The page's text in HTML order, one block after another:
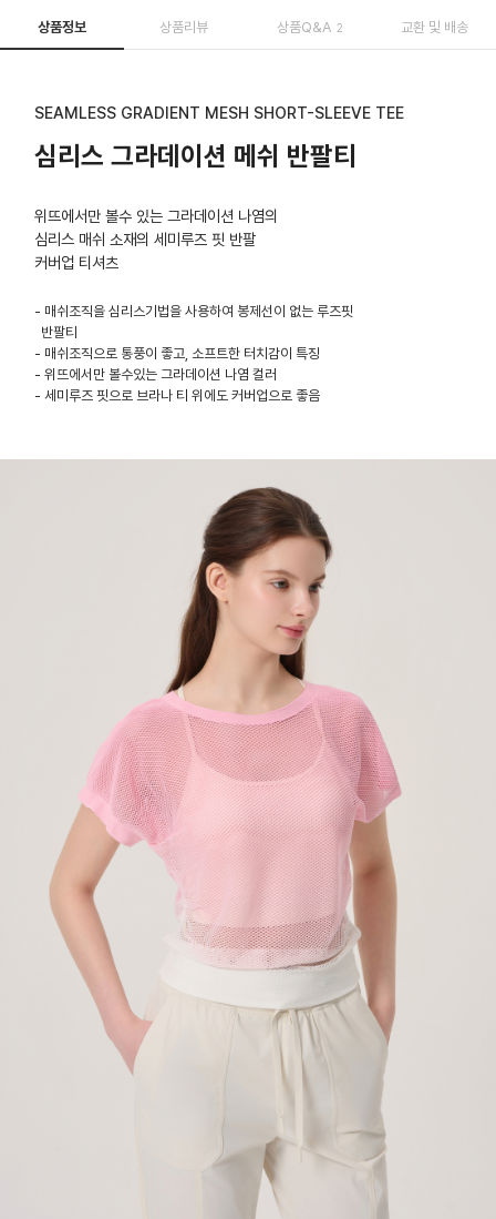
상품정보 상품리뷰 상품Q&A 2 교환 및 배송
SEAMLESS GRADIENT MESH SHORT-SLEEVE TEE
심리스 그라데이션 메쉬 반팔티
위뜨에서만 볼수 있는 그라데이션 나염의
심리스 매쉬 소재의 세미루즈 핏 반팔
커버업 티셔츠
- 매쉬조직을 심리스기법을 사용하여 봉제선이 없는 루즈핏
반팔티
- 매쉬조직으로 통풍이 좋고, 소프트한 터치감이 특징
- 위뜨에서만 볼수있는 그라데이션 나염 컬러
- 세미루즈 핏으로 브라나 티 위에도 커버업으로 좋음